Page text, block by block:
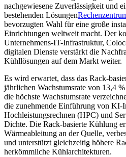
nachgewiesene Zuverlässigkeit und
bestehenden Lösungen
bevorzugten Wahl für eine große
Einrichtungen weltweit macht. Der
Unternehmens-IT-Infrastruktur,
digitalen Dienste verstärkt die
Kühllösungen auf dem Markt weiter.
Es wird erwartet, dass das Rack-
jährlichen Wachstumsrate von 13,4
die höchste Wachstumsrate
die zunehmende Einführung von KI-
Hochleistungsrechnen (HPC) und
Dichte. Die Rack-basierte Kühlung
Wärmeableitung an der Quelle,
und unterstützt gleichzeitig höhere
herkömmliche Kühlarchitekturen.